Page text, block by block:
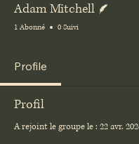
Adam Mitchell
1 Abonné 0 Suivi
Profile
Profil
A rejoint le groupe le : 22 avr.